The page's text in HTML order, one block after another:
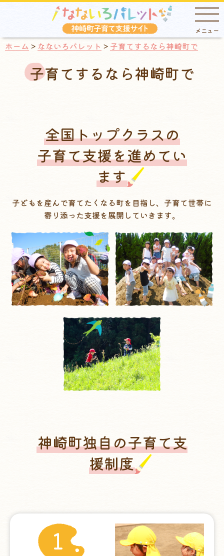
ホーム > なないろパレット > 子育てするなら神崎町で
子育てするなら神崎町で
全国トップクラスの
子育て支援を進めてい
ます
子どもを産んで育てたくなる町を目指し、子育て世帯に
寄り添った支援を展開していきます。
神崎町独自の子育て支
援制度
1